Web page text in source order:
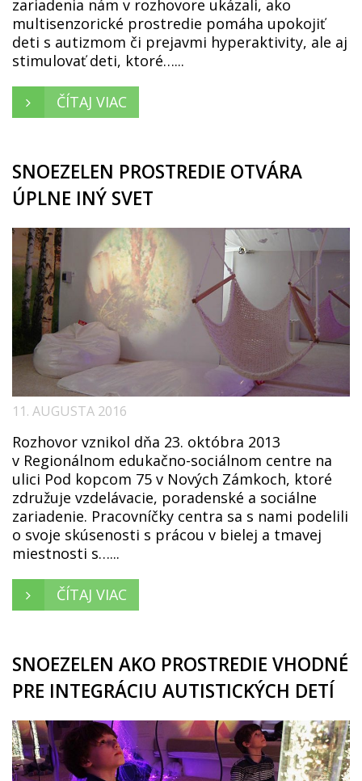
zariadenia nám v rozhovore ukázali, ako
multisenzorické prostredie pomáha upokojiť
deti s autizmom či prejavmi hyperaktivity, ale aj
stimulovať deti, ktoré…...
ČÍTAJ VIAC
SNOEZELEN PROSTREDIE OTVÁRA
ÚPLNE INÝ SVET
11. AUGUSTA 2016
Rozhovor vznikol dňa 23. októbra 2013
v Regionálnom edukačno-sociálnom centre na
ulici Pod kopcom 75 v Nových Zámkoch, ktoré
združuje vzdelávacie, poradenské a sociálne
zariadenie. Pracovníčky centra sa s nami podelili
o svoje skúsenosti s prácou v bielej a tmavej
miestnosti s…...
ČÍTAJ VIAC
SNOEZELEN AKO PROSTREDIE VHODNÉ
PRE INTEGRÁCIU AUTISTICKÝCH DETÍ